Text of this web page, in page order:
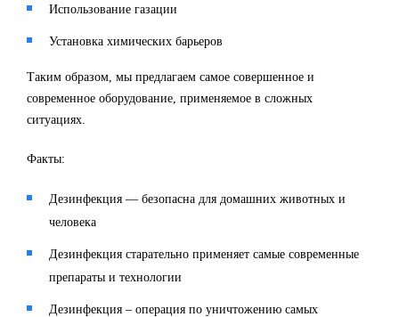
Использование газации
Установка химических барьеров
Таким образом, мы предлагаем самое совершенное и
современное оборудование, применяемое в сложных
ситуациях.
Факты:
Дезинфекция — безопасна для домашних животных и
человека
Дезинфекция старательно применяет самые современные
препараты и технологии
Дезинфекция – операция по уничтожению самых